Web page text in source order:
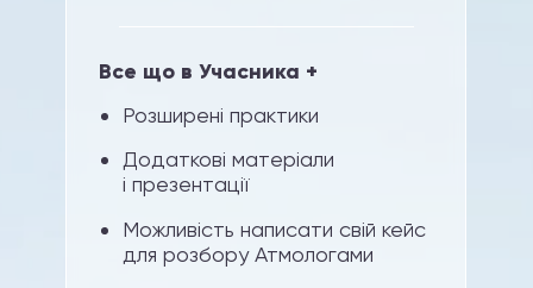
Можливість написати свій кейс
для розбору Атмологами
Додаткові матеріали
і презентації
Все що в Учасника +
Розширені практики